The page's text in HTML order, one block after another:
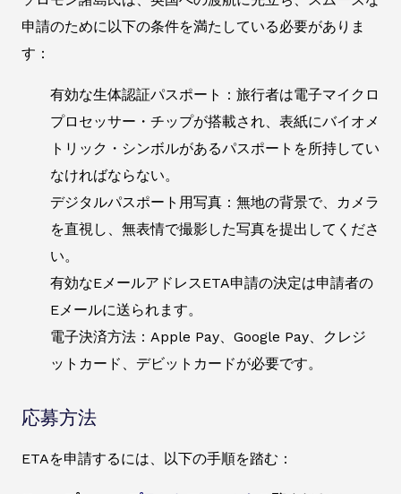
申請のために以下の条件を満たしている必要がありま
す：
有効な生体認証パスポート：旅行者は電子マイクロ
プロセッサー・チップが搭載され、表紙にバイオメ
トリック・シンボルがあるパスポートを所持してい
なければならない。
デジタルパスポート用写真：無地の背景で、カメラ
を直視し、無表情で撮影した写真を提出してくださ
い。
有効なEメールアドレスETA申請の決定は申請者の
Eメールに送られます。
電子決済方法：Apple Pay、Google Pay、クレジ
ットカード、デビットカードが必要です。
応募方法
ETAを申請するには、以下の手順を踏む：